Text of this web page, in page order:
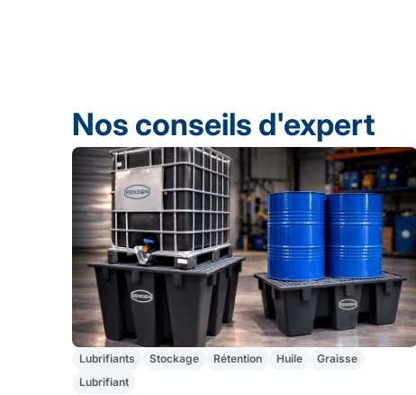
Nos conseils d'expert
Lubrifiants Stockage Rétention Huile
Graisse
Lubrifiant